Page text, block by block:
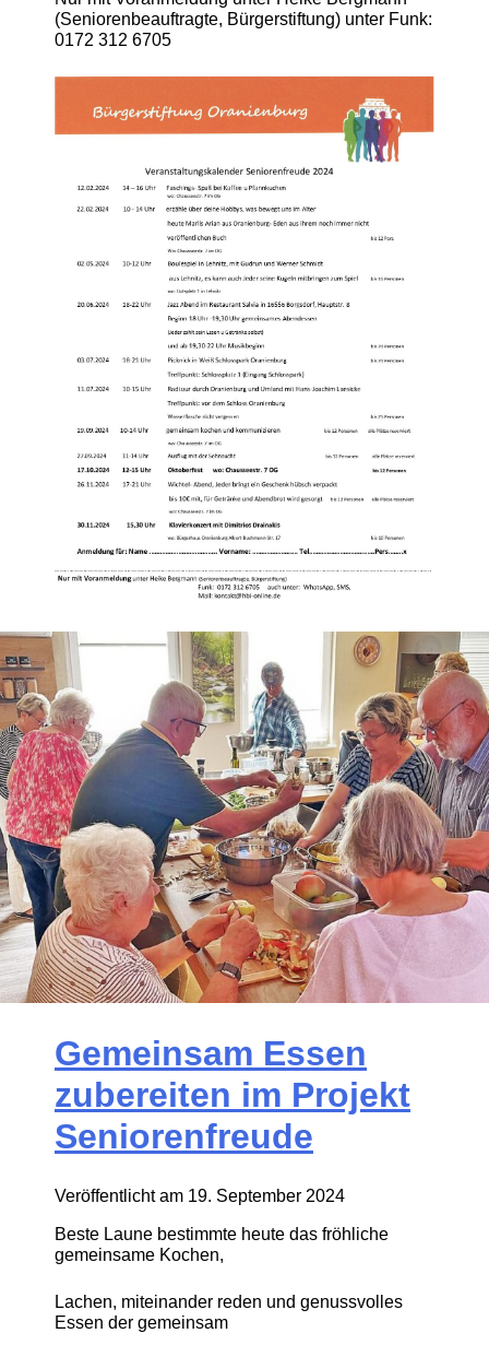
(Seniorenbeauftragte, Bürgerstiftung) unter Funk:
0172 312 6705
Gemeinsam Essen
zubereiten im Projekt
Seniorenfreude
Veröffentlicht am 19. September 2024
Beste Laune bestimmte heute das fröhliche
gemeinsame Kochen,
Lachen, miteinander reden und genussvolles
Essen der gemeinsam